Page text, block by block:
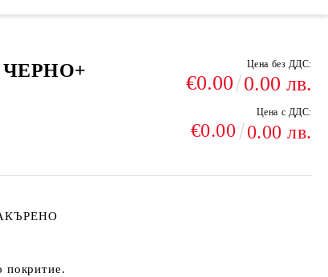
ЧЕРНО+
Цена без ДДС:
€0.00 0.00 лв.
Цена с ДДС:
€0.00 0.00 лв.
покритие.